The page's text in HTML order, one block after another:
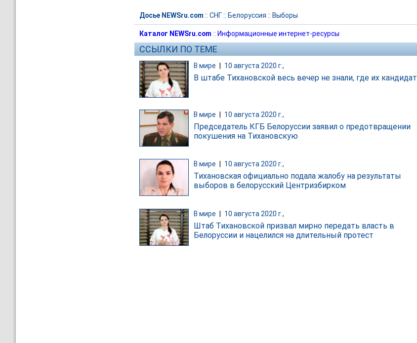
Досье NEWSru.com :: СНГ:: Белоруссия :: Выборы
Каталог NEWSru.com :: Информационные интернет-ресурсы
ССЫЛКИ ПО ТЕМЕ
В мире 10 августа 2020 г.,
В штабе Тихановской весь вечер не знали, где их кандидат
В мире 10 августа 2020 г.,
Председатель КГБ Белоруссии заявил о предотвращении
покушения на Тихановскую
В мире 10 августа 2020 г.,
Тихановская официально подала жалобу на результаты
выборов в белорусский Центризбирком
В мире | 10 августа 2020 г.,
Штаб Тихановской призвал мирно передать власть в
Белоруссии и нацелился на длительный протест